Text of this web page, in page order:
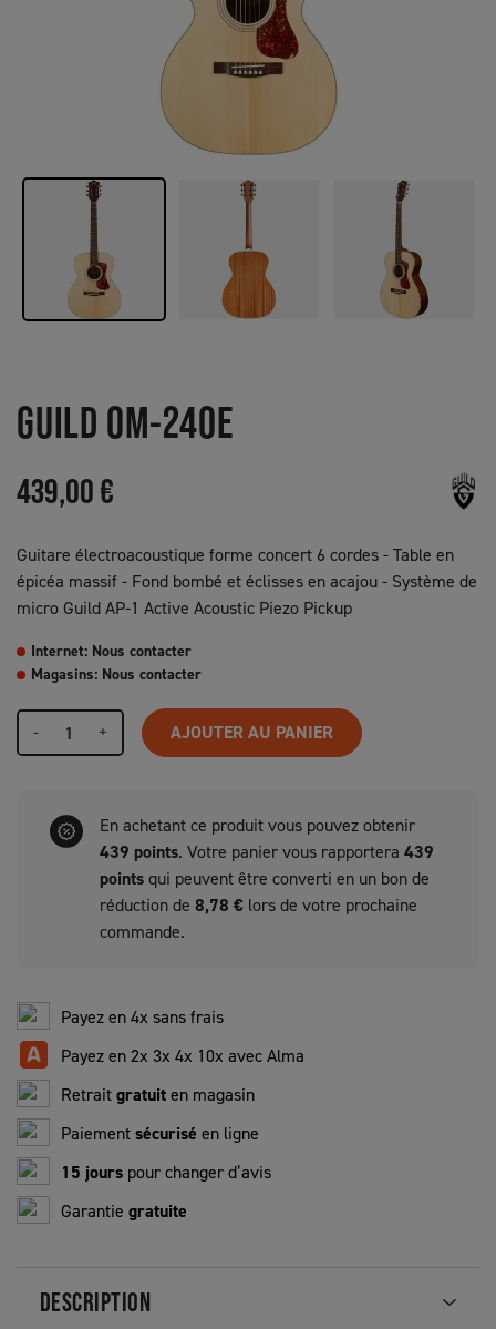
GUILD OM-240E
439,00 €
Guitare électroacoustique forme concert 6 cordes - Table en
épicéa massif - Fond bombé et éclisses en acajou - Système de
micro Guild AP-1 Active Acoustic Piezo Pickup
Internet: Nous contacter
Magasins: Nous contacter
- + AJOUTER AU PANIER
En achetant ce produit vous pouvez obtenir
439 points. Votre panier vous rapportera 439
pointsqui peuvent être converti en un bon de
réduction de 8,78 €lors de votre prochaine
commande.
Payez en 4x sans frais
Payez en 2x 3x 4x 10x avec Alma
Retraitgratuiten magasin
Paiementsécurisé en ligne
15 jours pour changer d’avis
Garantie gratuite
DESCRIPTION